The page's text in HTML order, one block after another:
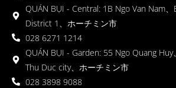
QUÁN BỤI - Central: 1B Ngo Van Nam、
District 1、ホーチミン市
028 6271 1214
QUÁN BỤI - Garden: 55 Ngo Quang Huy
Thu Duc city、ホーチミン市
028 3898 9088